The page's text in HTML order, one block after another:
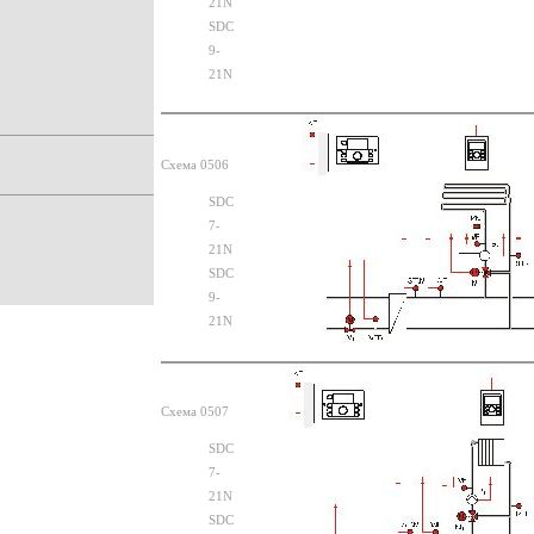
SDC
9-
21N
Схема 0506
SDC
7-
21N
SDC
9-
21N
Схема 0507
SDC
7-
21N
SDC